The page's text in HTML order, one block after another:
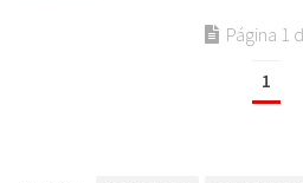
Página 1
1